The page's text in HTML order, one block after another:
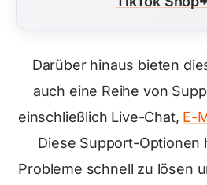
Darüber hinaus bieten
auch eine Reihe von
einschließlich Live-Chat, E-
Diese Support-Optionen
Probleme schnell zu lösen